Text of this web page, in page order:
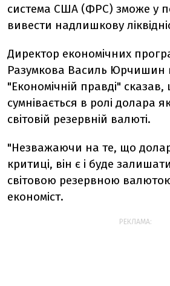
система США (ФРС) зможе у
вивести надлишкову
Директор економічних
Разумкова Василь Юрчишин
"Економічній правді"
сумнівається в ролі долара
світовій резервній валюті.
"Незважаючи на те, що долар
критиці, він є і буде
світовою резервною
економіст.
РЕКЛАМА: